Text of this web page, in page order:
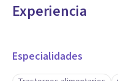
Experiencia
Especialidades